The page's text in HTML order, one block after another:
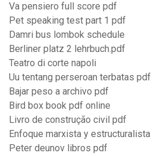
Va pensiero full score pdf
Pet speaking test part 1 pdf
Damri bus lombok schedule
Berliner platz 2 lehrbuch.pdf
Teatro di corte napoli
Uu tentang perseroan terbatas pdf
Bajar peso a archivo pdf
Bird box book pdf online
Livro de construção civil pdf
Enfoque marxista y estructuralista
Peter deunov libros pdf